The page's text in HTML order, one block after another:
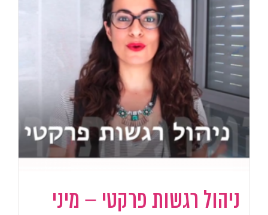
ניהול רגשות פרקטי – מיני